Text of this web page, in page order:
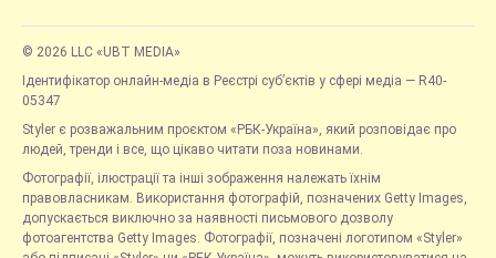
© 2026 LLC «UBT MEDIA»
Ідентифікатор онлайн-медіа в Реєстрі суб’єктів у сфері медіа — R40-
05347
Styler є розважальним проєктом «РБК-Україна», який розповідає про
людей, тренди і все, що цікаво читати поза новинами.
Фотографії, ілюстрації та інші зображення належать їхнім
правовласникам. Використання фотографій, позначених Getty Images,
допускається виключно за наявності письмового дозволу
фотоагентства Getty Images. Фотографії, позначені логотипом «Styler»